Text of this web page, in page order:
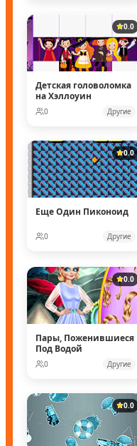
0.0
Детская головоломка
на Хэллоуин
0 Другие
0.0
Еще Один Пиконоид
0 Другие
0.0
Пары, Поженившиеся
Под Водой
0 Другие
0.0